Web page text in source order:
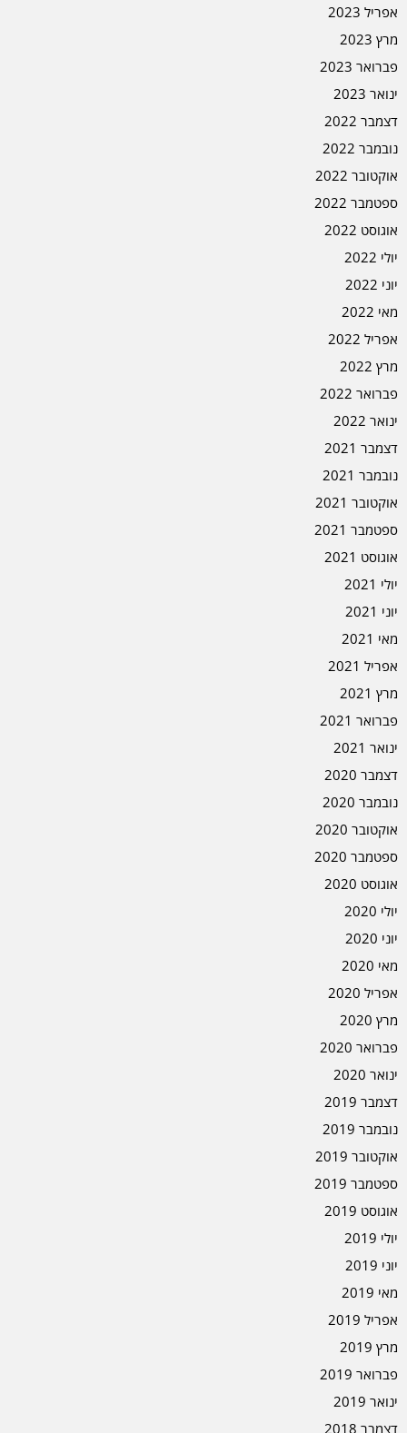
אפריל 2023
מרץ 2023
פברואר 2023
ינואר 2023
דצמבר 2022
נובמבר 2022
אוקטובר 2022
ספטמבר 2022
אוגוסט 2022
יולי 2022
יוני 2022
מאי 2022
אפריל 2022
מרץ 2022
פברואר 2022
ינואר 2022
דצמבר 2021
נובמבר 2021
אוקטובר 2021
ספטמבר 2021
אוגוסט 2021
יולי 2021
יוני 2021
מאי 2021
אפריל 2021
מרץ 2021
פברואר 2021
ינואר 2021
דצמבר 2020
נובמבר 2020
אוקטובר 2020
ספטמבר 2020
אוגוסט 2020
יולי 2020
יוני 2020
מאי 2020
אפריל 2020
מרץ 2020
פברואר 2020
ינואר 2020
דצמבר 2019
נובמבר 2019
אוקטובר 2019
ספטמבר 2019
אוגוסט 2019
יולי 2019
יוני 2019
מאי 2019
אפריל 2019
מרץ 2019
פברואר 2019
ינואר 2019
דצמבר 2018